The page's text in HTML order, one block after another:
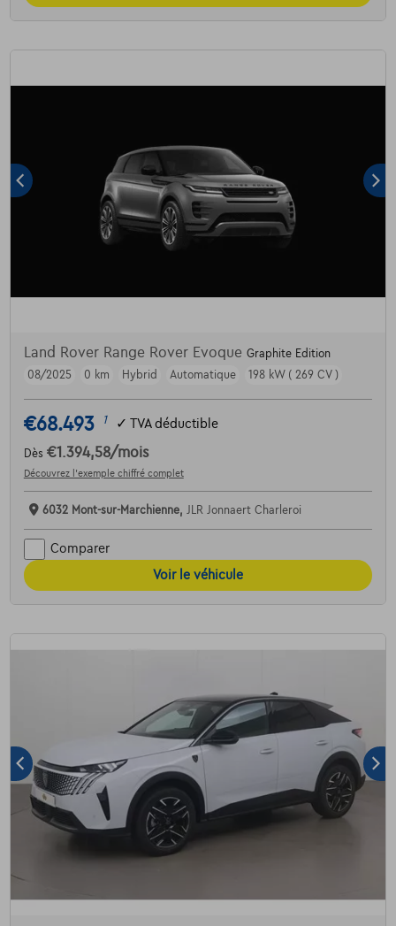
Land Rover Range Rover Evoque Graphite Edition
08/2025
0 km Hybrid Automatique 198 kW ( 269 CV )
€68.493 1 ✓ TVA déductible
Dès €1.394,58/mois
Découvrez l’exemple chiffré complet
6032 Mont-sur-Marchienne, JLR Jonnaert Charleroi
Comparer
Voir le véhicule